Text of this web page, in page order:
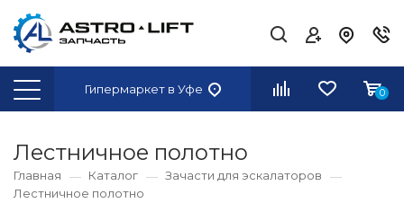
Гипермаркетв Уфе 0
Лестничное полотно
Главная Каталог
Зачасти для эскалаторов
Лестничное полотно